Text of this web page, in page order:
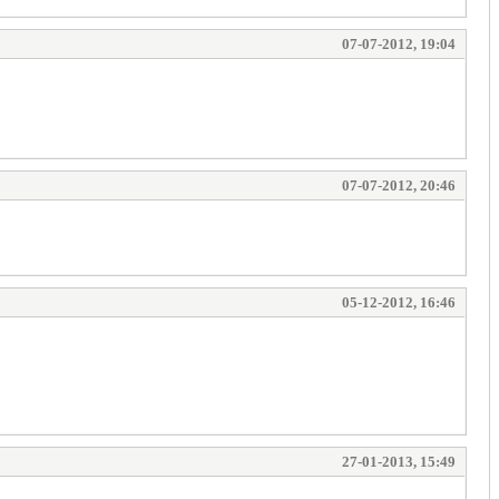
07-07-2012, 19:04
07-07-2012, 20:46
05-12-2012, 16:46
27-01-2013, 15:49